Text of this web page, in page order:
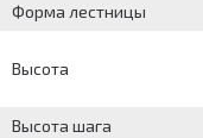
Форма лестницы
Высота
Высота шага